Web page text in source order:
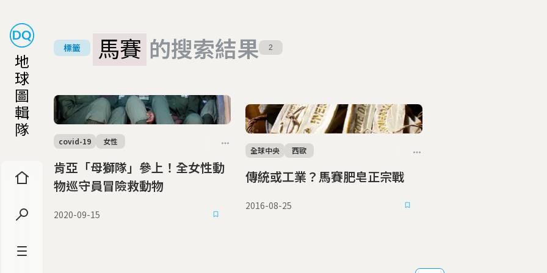
地
球
圖
輯
隊
標籤 馬賽 的搜索結果 2
肯亞「母獅隊」參上！全女性動
物巡守員冒險救動物
covid-19 女性
2020-09-15
傳統或工業？馬賽肥皂正宗戰
全球中央 西歐
2016-08-25